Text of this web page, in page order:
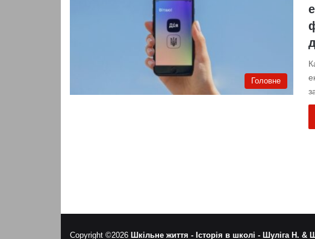
Головне
Copyright ©2026 Шкільне життя - Історія в школі - Шуліга Н. &